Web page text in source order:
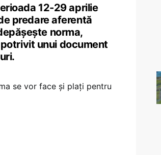
12-29 aprilie
predare aferentă
norma,
unui document
se vor face și plați pentru